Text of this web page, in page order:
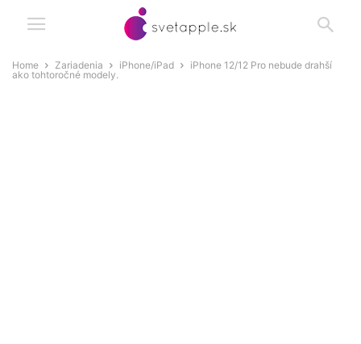
Home Zariadenia iPhone/iPad
iPhone 12/12 Pro nebude drahší
ako tohtoročné modely.